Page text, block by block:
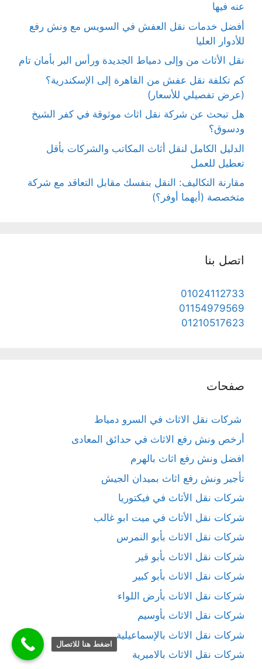
عنه فيها
أفضل خدمات نقل العفش في السويس مع ونش رفع
للأدوار العليا
نقل الأثاث من وإلى دمياط الجديدة ورأس البر بأمان تام
كم تكلفة نقل عفش من القاهرة إلى الإسكندرية؟
(عرض تفصيلي للأسعار)
هل تبحث عن شركة نقل اثاث موثوقة في كفر الشيخ
ودسوق؟
الدليل الكامل لنقل أثاث المكاتب والشركات بأقل
تعطيل للعمل
مقارنة التكاليف: النقل بنفسك مقابل التعاقد مع شركة
متخصصة (أيهما أوفر؟)
اتصل بنا
01024112733
01154979569
01210517623
صفحات
شركات نقل الاثاث في السرو دمياط
أرخص ونش رفع الاثاث في حدائق المعادى
افضل ونش رفع اثاث بالهرم
تأجير ونش رفع اثاث بميدان الجيش
شركات نقل الأثاث في فيكتوريا
شركات نقل الأثاث في ميت ابو غالب
شركات نقل الاثاث بأبو النمرس
شركات نقل الاثاث بأبو قير
شركات نقل الاثاث بأبو كبير
شركات نقل الاثاث بأرض اللواء
شركات نقل الاثاث بأوسيم
شركات نقل الاثاث بالإسماعيلية
شركات نقل الاثاث بالاميرية
اضغط هنا للاتصال